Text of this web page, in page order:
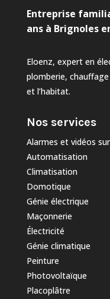
Entreprise
ans à Brignoles
Eloenz, expert en
plomberie,
et l’habitat.
Nos services
Alarmes et vidéos
Automatisation
Climatisation
Domotique
Génie électrique
Maçonnerie
Électricité
Génie climatique
Peinture
Photovoltaïque
Placoplâtre